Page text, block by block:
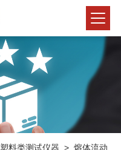
塑料类测试仪器 > 熔体流动